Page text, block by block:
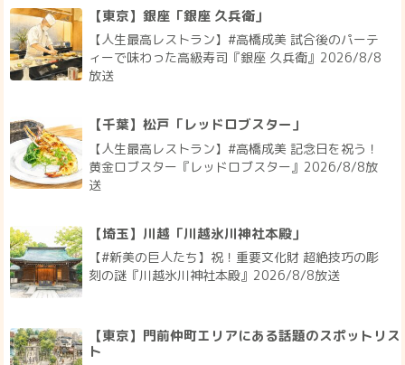
【東京】銀座「銀座 久兵衛」
【人生最高レストラン】#高橋成美 試合後のパーテ
ィーで味わった高級寿司『銀座 久兵衛』2026/8/8
放送
【千葉】松戸「レッドロブスター」
【人生最高レストラン】#高橋成美 記念日を祝う！
黄金ロブスター『レッドロブスター』2026/8/8放
送
【埼玉】川越「川越氷川神社本殿」
【#新美の巨人たち】祝！重要文化財 超絶技巧の彫
刻の謎『川越氷川神社本殿』2026/8/8放送
【東京】門前仲町エリアにある話題のスポットリス
ト